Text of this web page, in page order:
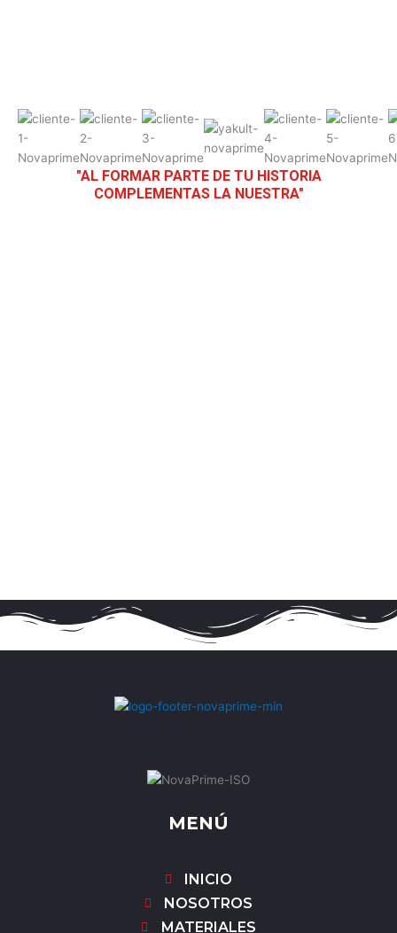
"AL FORMAR PARTE DE TU HISTORIA
COMPLEMENTAS LA NUESTRA"
MENÚ
INICIO
NOSOTROS
MATERIALES